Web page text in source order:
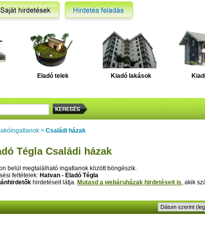
Eladó telek Kiadó lakások
> Családi házak
Tégla Családi házak
belül megtalálható ingatlanok között böngészik.
feltételek: Hatvan - Eladó Tégla
hirdetéseit látja. Mutasd a webáruházak hirdetéseit is, akik